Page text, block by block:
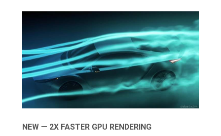
NEW — 2X FASTER GPU RENDERING